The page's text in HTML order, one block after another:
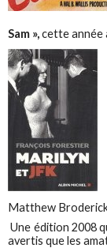
Sam »,cette année
Matthew
Une édition 2008
avertis que les